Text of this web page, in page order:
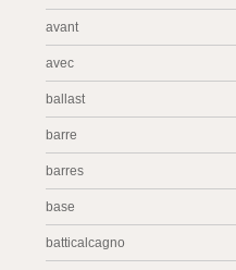
avant
avec
ballast
barre
barres
base
batticalcagno